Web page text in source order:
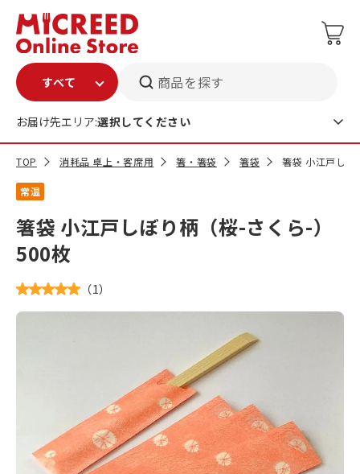
商品を探す
お届け先エリア:選択してください
TOP 消耗品 卓上・客席用 箸・箸袋 箸袋 箸袋 小江戸し
常温
箸袋 小江戸しぼり柄（桜-さくら-）
500枚
（1）